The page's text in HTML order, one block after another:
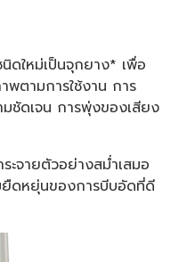
ดใหม่เป็นจุกยาง* เพื่อ
พตามการใช้งาน การ
มชัดเจน การพุ่งของเสียง
จายตัวอย่างสม่ำเสมอ
ยืดหยุ่นของการบีบอัดที่ดี